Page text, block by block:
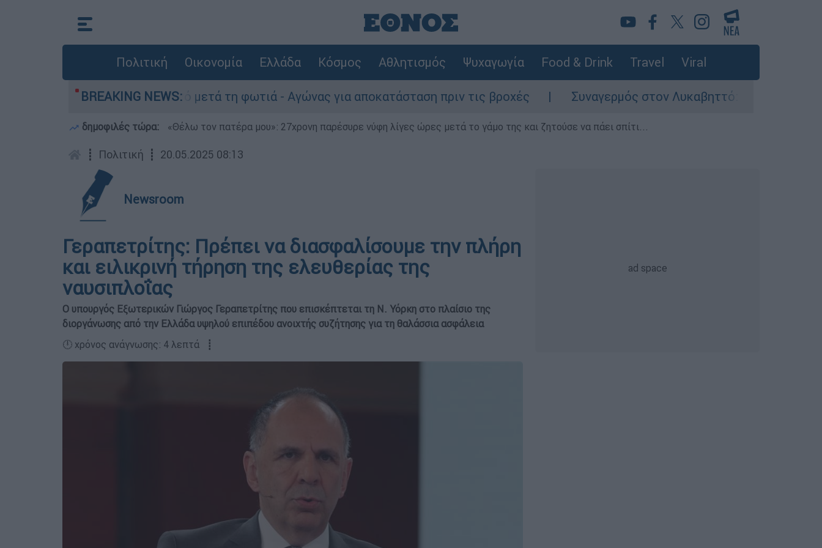
Πολιτική Οικονομία Ελλάδα Κόσμος Αθλητισμός Ψυχαγωγία Food & Drink Travel Viral
BREAKING NEWS:
στο Πόρτο Γερμανό μετά τη φωτιά - Αγώνας για αποκατάσταση πριν τις βροχές Συναγερμός στον Λυκαβηττό: Σορός σε
δημοφιλές τώρα: «Θέλω τον πατέρα μου»: 27χρονη παρέσυρε νύφη λίγες ώρες μετά το γάμο της και ζητούσε να πάει σπίτι...
┋ Πολιτική ┋ 20.05.2025 08:13
Newsroom
Γεραπετρίτης: Πρέπει να διασφαλίσουμε την πλήρη
και ειλικρινή τήρηση της ελευθερίας της
ναυσιπλοΐας
O υπουργός Εξωτερικών Γιώργος Γεραπετρίτης που επισκέπτεται τη Ν. Υόρκη στο πλαίσιο της
διοργάνωσης από την Ελλάδα υψηλού επιπέδου ανοιχτής συζήτησης για τη θαλάσσια ασφάλεια
🕛 χρόνος ανάγνωσης: 4 λεπτά ┋